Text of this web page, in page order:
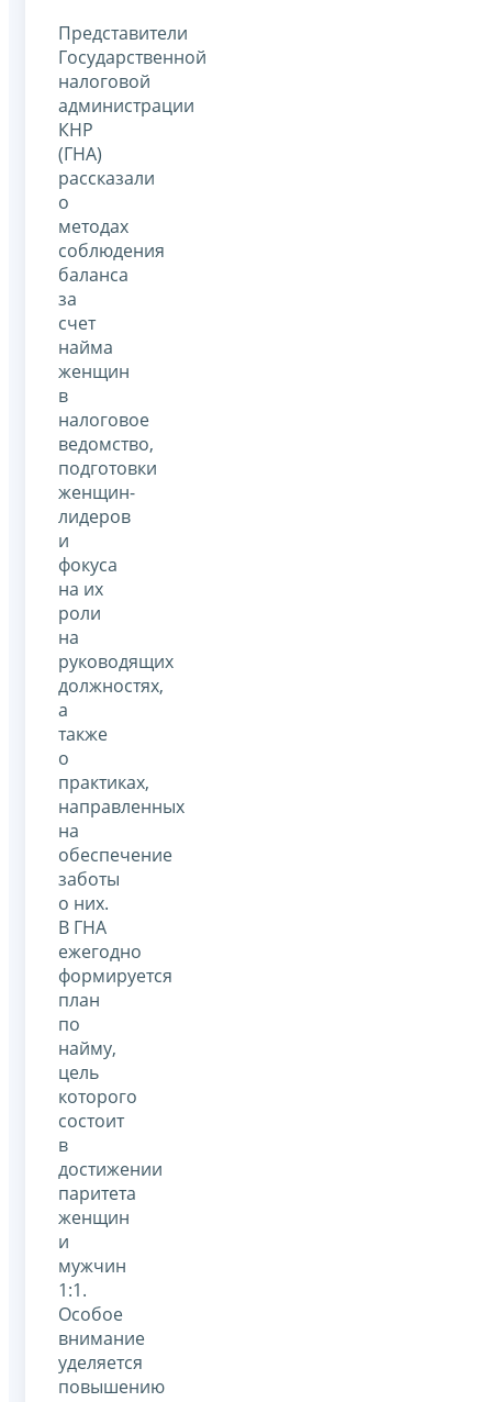
Представители
Государственной
налоговой
администрации
КНР
(ГНА)
рассказали
о
методах
соблюдения
баланса
за
счет
найма
женщин
в
налоговое
ведомство,
подготовки
женщин-
лидеров
и
фокуса
на их
роли
на
руководящих
должностях,
а
также
о
практиках,
направленных
на
обеспечение
заботы
о них.
В ГНА
ежегодно
формируется
план
по
найму,
цель
которого
состоит
в
достижении
паритета
женщин
и
мужчин
1:1.
Особое
внимание
уделяется
повышению